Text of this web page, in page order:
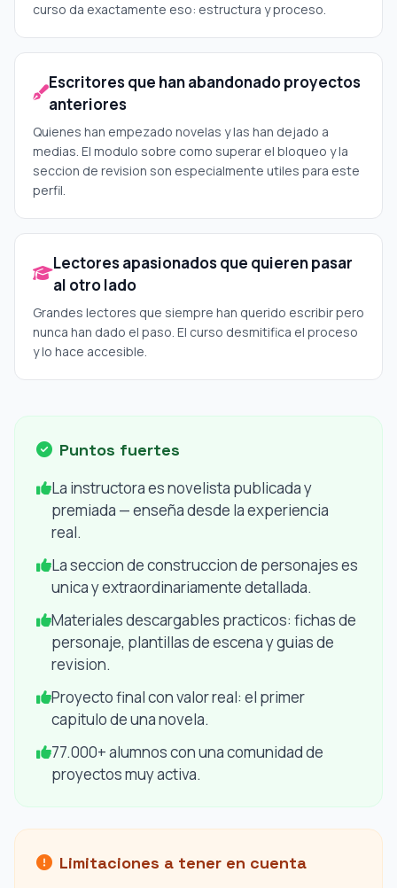
curso da exactamente eso: estructura y proceso.
Escritores que han abandonado proyectos
anteriores
Quienes han empezado novelas y las han dejado a
medias. El modulo sobre como superar el bloqueo y la
seccion de revision son especialmente utiles para este
perfil.
Lectores apasionados que quieren pasar
al otro lado
Grandes lectores que siempre han querido escribir pero
nunca han dado el paso. El curso desmitifica el proceso
y lo hace accesible.
Puntos fuertes
La instructora es novelista publicada y
premiada — enseña desde la experiencia
real.
La seccion de construccion de personajes es
unica y extraordinariamente detallada.
Materiales descargables practicos: fichas de
personaje, plantillas de escena y guias de
revision.
Proyecto final con valor real: el primer
capitulo de una novela.
77.000+ alumnos con una comunidad de
proyectos muy activa.
Limitaciones a tener en cuenta